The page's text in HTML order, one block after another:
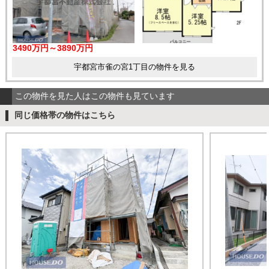
3490万円～3890万円
宇都宮市雀の宮1丁目の物件を見る
この物件を見た人はこの物件も見ています
同じ価格帯の物件はこちら